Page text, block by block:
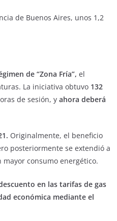
de Buenos Aires, unos 1,2
de “Zona Fría”, el
La iniciativa obtuvo 132
de sesión, y ahora deberá
Originalmente, el beneficio
posteriormente se extendió a
consumo energético.
en las tarifas de gas
económica mediante el